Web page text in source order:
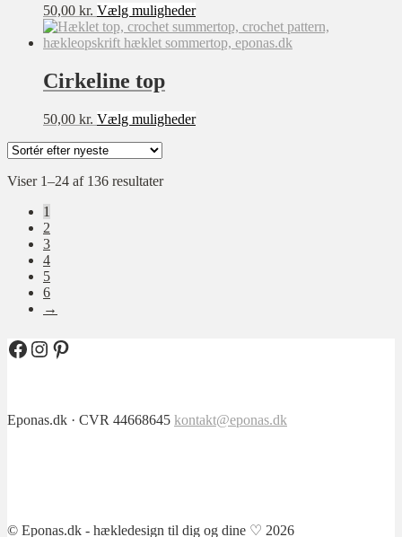
kan
vælges
på
50,00 kr. Vælg mulighederDette
vare
har
vælges
Cirkeline top
50,00 kr. Vælg mulighederDette
Viser 1–24 af 136 resultaterSorteret
1
2
3
4
5
6
→
Facebook
Instagram
Pinterest
Eponas.dk · CVR 44668645 kontakt@eponas.dk
© Eponas.dk - hækledesign til dig og dine ♡ 2026